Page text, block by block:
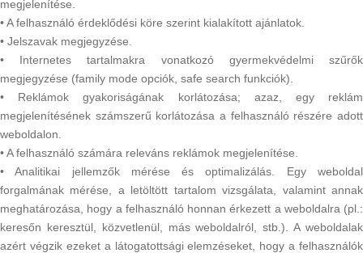
megjelenítése.
• A felhasználó érdeklődési köre szerint kialakított ajánlatok.
• Jelszavak megjegyzése.
• Internetes tartalmakra vonatkozó gyermekvédelmi szűrők
megjegyzése (family mode opciók, safe search funkciók).
• Reklámok gyakoriságának korlátozása; azaz, egy reklám
megjelenítésének számszerű korlátozása a felhasználó részére adott
weboldalon.
• A felhasználó számára releváns reklámok megjelenítése.
• Analitikai jellemzők mérése és optimalizálás. Egy weboldal
forgalmának mérése, a letöltött tartalom vizsgálata, valamint annak
meghatározása, hogy a felhasználó honnan érkezett a weboldalra (pl.:
keresőn keresztül, közvetlenül, más weboldalról, stb.). A weboldalak
azért végzik ezeket a látogatottsági elemzéseket, hogy a felhasználók